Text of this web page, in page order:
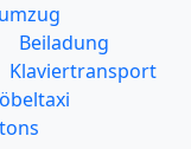
Beiladung
Klaviertransport